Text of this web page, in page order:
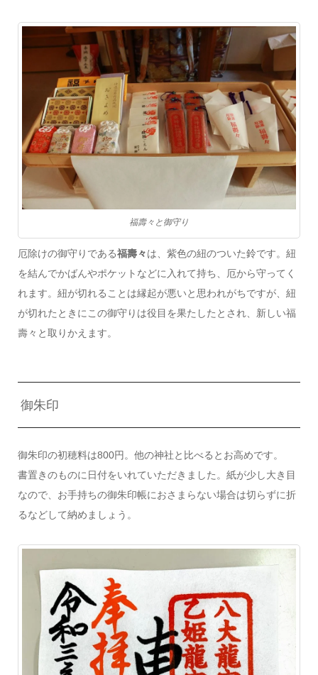
福壽々と御守り
厄除けの御守りである福壽々は、紫色の紐のついた鈴です。紐
を結んでかばんやポケットなどに入れて持ち、厄から守ってく
れます。紐が切れることは縁起が悪いと思われがちですが、紐
が切れたときにこの御守りは役目を果たしたとされ、新しい福
壽々と取りかえます。
御朱印
御朱印の初穂料は800円。他の神社と比べるとお高めです。
書置きのものに日付をいれていただきました。紙が少し大き目
なので、お手持ちの御朱印帳におさまらない場合は切らずに折
るなどして納めましょう。